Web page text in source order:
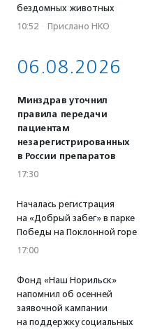
бездомных животных
10:52 · Прислано НКО
06.08.2026
Минздрав уточнил
правила передачи
пациентам
незарегистрированных
в России препаратов
17:30
Началась регистрация
на «Добрый забег» в парке
Победы на Поклонной горе
17:00
Фонд «Наш Норильск»
напомнил об осенней
заявочной кампании
на поддержку социальных